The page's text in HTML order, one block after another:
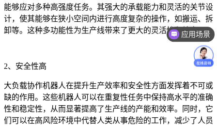
能够应对多种高强度任务。其强大的承载能力和灵活的关节设
计，使其能够在狭小空间内进行高度复杂的操作，如搬运、拆
卸等。这种多功能性为生产线带来了更大的灵活性和效率。
2、安全性高
大负载协作机器人在提升生产效率和安全性方面发挥着不可或
缺的作用。这些机器人可以在重复性任务中保持高水平的准确
性和稳定性，从而显著提高了生产线的产能和效率。同时，它
们可以在高风险环境中代替人类从事危险的工作，减少了人员
应用场景